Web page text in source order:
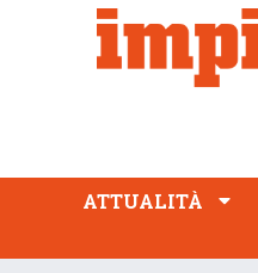
ATTUALITÀ
PROFESSIONE
ATTUALITÀ